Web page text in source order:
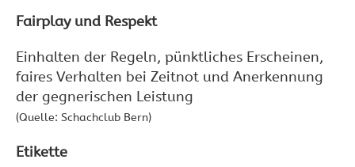
Fairplay und Respekt
Einhalten der Regeln, pünktliches Erscheinen,
faires Verhalten bei Zeitnot und Anerkennung
der gegnerischen Leistung
(Quelle: Schachclub Bern)
Etikette